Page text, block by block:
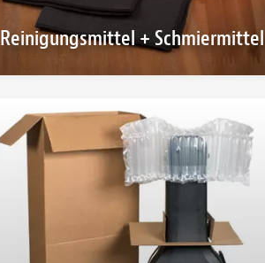
Reinigungsmittel + Schmiermittel